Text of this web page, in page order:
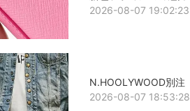
2026-08-07 19:02:23
N.HOOLYWOOD別注
2026-08-07 18:53:28